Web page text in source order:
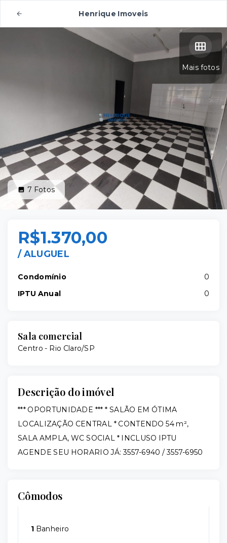
Henrique Imoveis
Mais fotos
7 Fotos
R$1.370,00
/ALUGUEL
Condomínio
0
IPTU Anual
0
Sala comercial
Centro - Rio Claro/SP
Descrição do imóvel
*** OPORTUNIDADE *** * SALÃO EM ÓTIMA
LOCALIZAÇÃO CENTRAL * CONTENDO 54 m²,
SALA AMPLA, WC SOCIAL * INCLUSO IPTU
AGENDE SEU HORARIO JÁ: 3557-6940 / 3557-6950
Cômodos
1 Banheiro